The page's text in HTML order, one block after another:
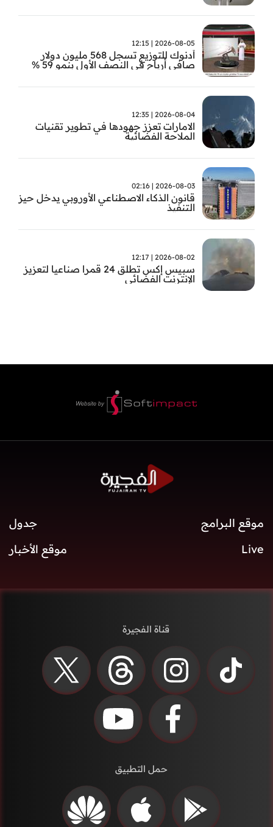
2026-08-05 | 12:15
أدنوك للتوزيع تسجل 568 مليون دولار
صافي أرباح في النصف الأول بنمو 59 %
2026-08-04 | 12:35
الامارات تعزز جهودها في تطوير تقنيات
الملاحة الفضائية
2026-08-03 | 02:16
قانون الذكاء الاصطناعي الأوروبي يدخل حيز
التنفيذ
2026-08-02 | 12:17
سبيس إكس تطلق 24 قمرا صناعيا لتعزيز
الإنترنت الفضائي
موقع البرامج
جدول
Live
موقع الأخبار
قناة الفجيرة
حمل التطبيق